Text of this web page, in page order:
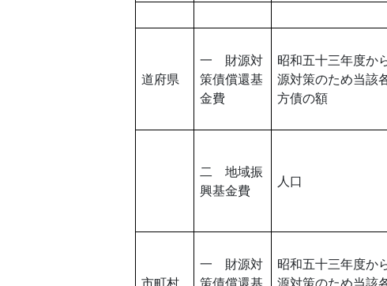
道府県
一 財源対
策債償還基
金費
昭和五十三年度か
源対策のため当該
方債の額
二 地域振
興基金費
人口
一 財源対
昭和五十三年度か